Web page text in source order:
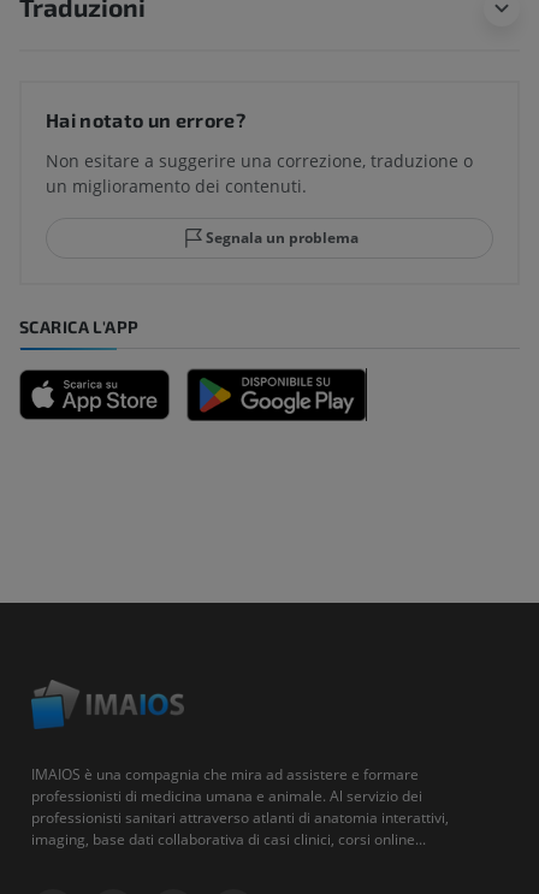
Traduzioni
Hai notato un errore?
Non esitare a suggerire una correzione, traduzione o
un miglioramento dei contenuti.
Segnala un problema
SCARICA L'APP
IMAIOS è una compagnia che mira ad assistere e formare
professionisti di medicina umana e animale. Al servizio dei
professionisti sanitari attraverso atlanti di anatomia interattivi,
imaging, base dati collaborativa di casi clinici, corsi online...